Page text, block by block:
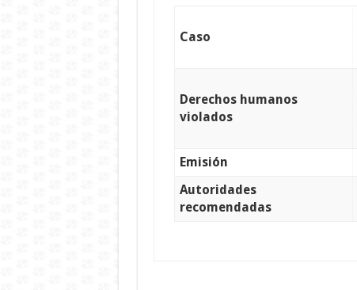
Caso
Derechos humanos
violados
Emisión
Autoridades
recomendadas